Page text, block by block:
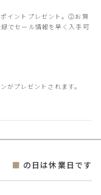
イントプレゼント。②お買
でセール情報を早く入手可
がプレゼントされます。
■ の日は休業日です